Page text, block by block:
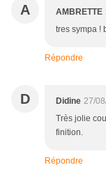
A AMBRETTE
tres sympa !
Répondre
D Didine 27/
Très jolie
finition.
Répondre